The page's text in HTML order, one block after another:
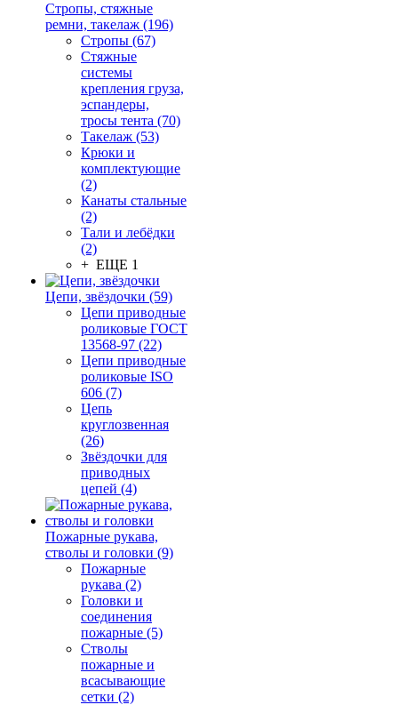
Стропы, стяжные
ремни, такелаж (196)
Стропы (67)
Стяжные
системы
крепления груза,
эспандеры,
тросы тента (70)
Такелаж (53)
Крюки и
комплектующие
(2)
Канаты стальные
(2)
Тали и лебёдки
(2)
+ ЕЩЕ 1
Цепи, звёздочки (59)
Цепи приводные
роликовые ГОСТ
13568-97 (22)
Цепи приводные
роликовые ISO
606 (7)
Цепь
круглозвенная
(26)
Звёздочки для
приводных
цепей (4)
Пожарные рукава,
стволы и головки (9)
Пожарные
рукава (2)
Головки и
соединения
пожарные (5)
Стволы
пожарные и
всасывающие
сетки (2)